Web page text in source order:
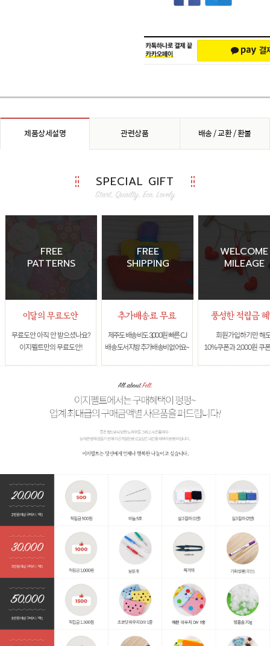
제품상세설명 관련상품 배송 / 교환 / 환불
SPECIAL GIFT
FREE
PATTERNS
무료도안 아직 안 받으셨나요?
이지펠트만의 무료도안!
FREE
SHIPPING
제주도 배송비도 3,000원 빠른 CJ
배송 도서지방 추가배송비 없어요~
WELCOME
MILEAGE
회원가입하기만 해
10%쿠폰과 2,000원 쿠